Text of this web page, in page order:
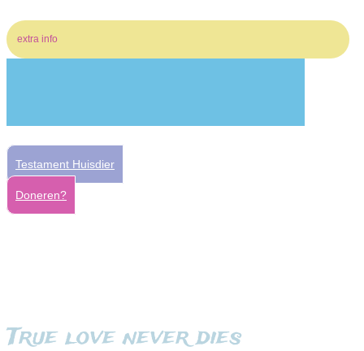
extra info
Testament Huisdier
Doneren?
True love never dies